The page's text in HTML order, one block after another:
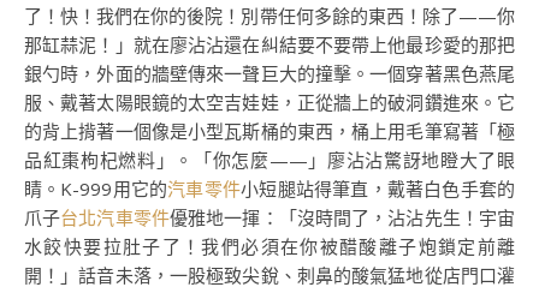
了！快！我們在你的後院！別帶任何多餘的東西！除了——你
那缸蒜泥！」就在廖沾沾還在糾結要不要帶上他最珍愛的那把
銀勺時，外面的牆壁傳來一聲巨大的撞擊。一個穿著黑色燕尾
服、戴著太陽眼鏡的太空吉娃娃，正從牆上的破洞鑽進來。它
的背上揹著一個像是小型瓦斯桶的東西，桶上用毛筆寫著「極
品紅棗枸杞燃料」。「你怎麼——」廖沾沾驚訝地瞪大了眼
睛。K-999用它的汽車零件小短腿站得筆直，戴著白色手套的
爪子台北汽車零件優雅地一揮：「沒時間了，沾沾先生！宇宙
水餃快要拉肚子了！我們必須在你被醋酸離子炮鎖定前離
開！」話音未落，一股極致尖銳、刺鼻的酸氣猛地從店門口灌